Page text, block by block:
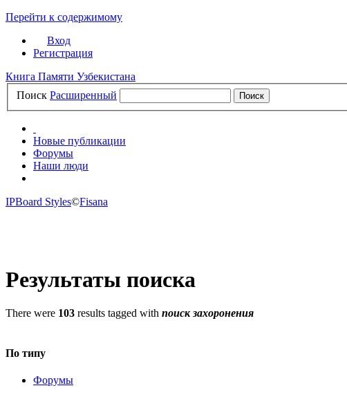
Перейти к содержимому
Вход
Регистрация
Книга Памяти Узбекистана
Поиск Расширенный
Новые публикации
Форумы
Наши люди
IPBoard Styles©Fisana
Результаты поиска
There were 103 results tagged with поиск захоронения
По типу
Форумы